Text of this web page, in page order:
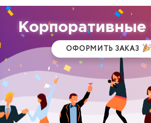
Корпоративные
ОФОРМИТЬ ЗАКАЗ